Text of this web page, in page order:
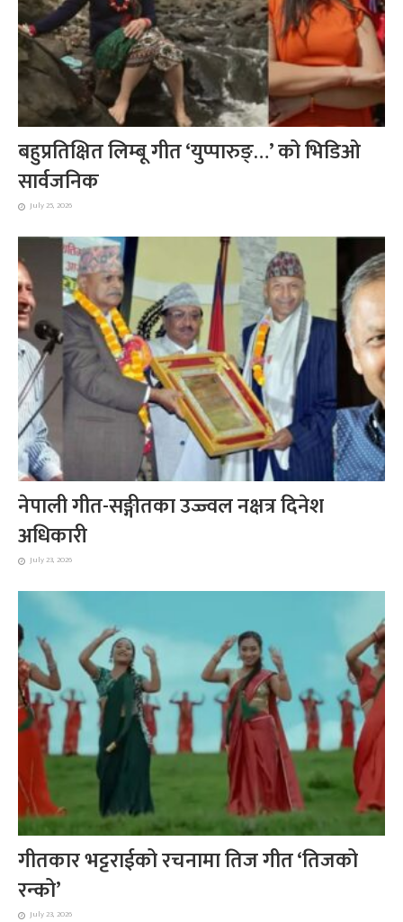
बहुप्रतिक्षित लिम्बू गीत ‘युप्पारुङ्…’ को भिडिओ
सार्वजनिक
July 25, 2026
नेपाली गीत-सङ्गीतका उज्ज्वल नक्षत्र दिनेश
अधिकारी
July 23, 2026
गीतकार भट्टराईको रचनामा तिज गीत ‘तिजको
रन्को’
July 23, 2026